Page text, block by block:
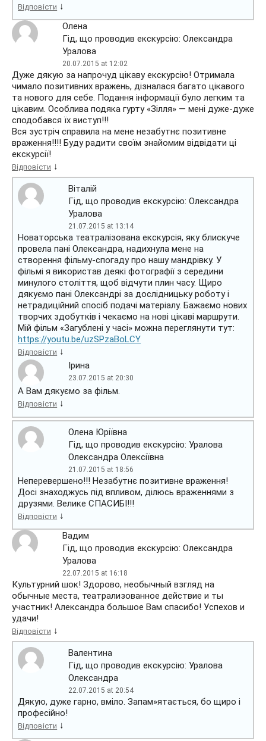
Відповісти ↓
Олена
Гід, що проводив екскурсію: Олександра
Уралова
20.07.2015 at 12:02
Дуже дякую за напрочуд цікаву екскурсію! Отримала
чимало позитивних вражень, дізналася багато цікавого
та нового для себе. Подання інформації було легким та
цікавим. Особлива подяка гурту «Зілля» — мені дуже-дуже
сподобався їх виступ!!!
Вся зустріч справила на мене незабутнє позитивне
враження!!!! Буду радити своїм знайомим відвідати ці
екскурсії!
Відповісти ↓
Віталій
Гід, що проводив екскурсію: Олександра
Уралова
21.07.2015 at 13:14
Новаторська театралізована екскурсія, яку блискуче
провела пані Олександра, надихнула мене на
створення фільму-спогаду про нашу мандрівку. У
фільмі я використав деякі фотографії з середини
минулого століття, щоб відчути плин часу. Щиро
дякуємо пані Олександрі за дослідницьку роботу і
нетрадиційний спосіб подачі матеріалу. Бажаємо нових
творчих здобутків і чекаємо на нові цікаві маршрути.
Мій фільм «Загублені у часі» можна переглянути тут:
https://youtu.be/uzSPzaBoLCY
Відповісти ↓
Ірина
23.07.2015 at 20:30
А Вам дякуємо за фільм.
Відповісти ↓
Олена Юріївна
Гід, що проводив екскурсію: Уралова
Олександра Олексіївна
21.07.2015 at 18:56
Неперевершено!!! Незабутнє позитивне враження!
Досі знаходжусь під впливом, ділюсь враженнями з
друзями. Велике СПАСИБІ!!!
Відповісти ↓
Вадим
Гід, що проводив екскурсію: Олександра
Уралова
22.07.2015 at 16:18
Культурний шок! Здорово, необычный взгляд на
обычные места, театрализованное действие и ты
участник! Александра большое Вам спасибо! Успехов и
удачи!
Відповісти ↓
Валентина
Гід, що проводив екскурсію: Уралова
Олександра
22.07.2015 at 20:54
Дякую, дуже гарно, вміло. Запам»ятається, бо щиро і
професійно!
Відповісти ↓